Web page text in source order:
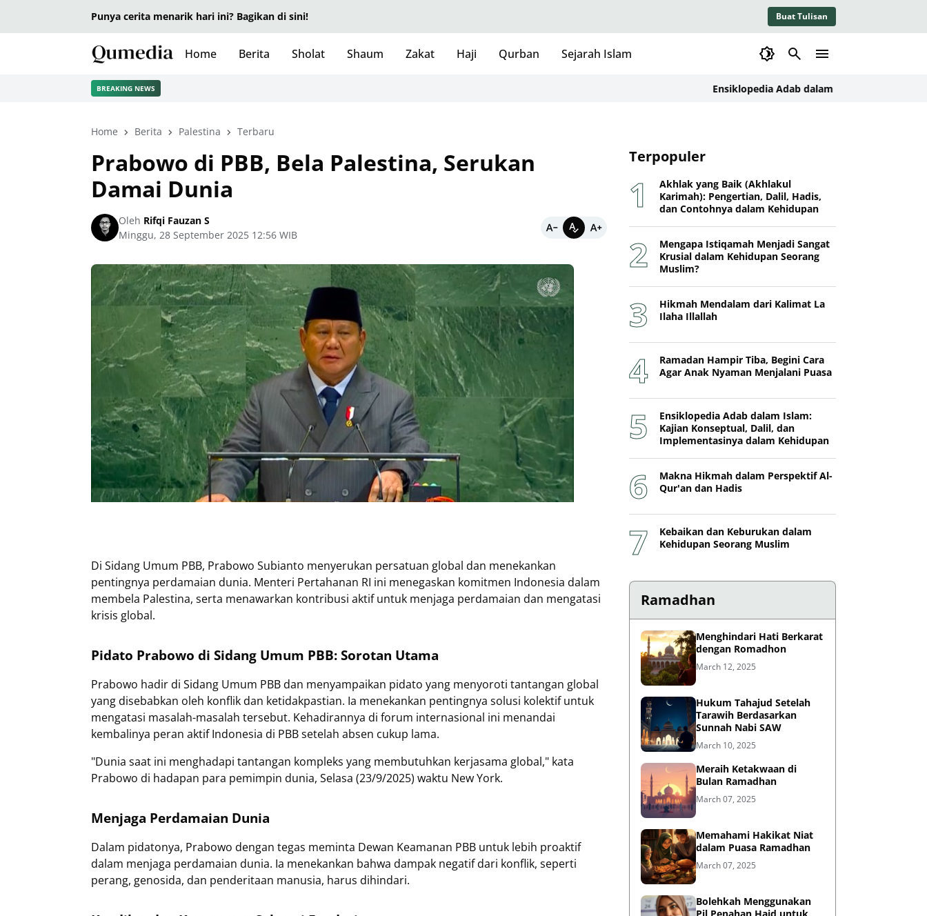
Punya cerita menarik hari ini? Bagikan di sini! Buat Tulisan
Home Berita Sholat Shaum Zakat Haji Qurban Sejarah Islam
BREAKING NEWS Ensiklopedia Adab dalam Islam: Kajian
Home Berita Palestina Terbaru
Prabowo di PBB, Bela Palestina, Serukan
Damai Dunia
Oleh Rifqi Fauzan S
Minggu, 28 September 2025 12:56 WIB
Di Sidang Umum PBB, Prabowo Subianto menyerukan persatuan global dan menekankan
pentingnya perdamaian dunia. Menteri Pertahanan RI ini menegaskan komitmen Indonesia dalam
membela Palestina, serta menawarkan kontribusi aktif untuk menjaga perdamaian dan mengatasi
krisis global.
Pidato Prabowo di Sidang Umum PBB: Sorotan Utama
Prabowo hadir di Sidang Umum PBB dan menyampaikan pidato yang menyoroti tantangan global
yang disebabkan oleh konflik dan ketidakpastian. Ia menekankan pentingnya solusi kolektif untuk
mengatasi masalah-masalah tersebut. Kehadirannya di forum internasional ini menandai
kembalinya peran aktif Indonesia di PBB setelah absen cukup lama.
"Dunia saat ini menghadapi tantangan kompleks yang membutuhkan kerjasama global," kata
Prabowo di hadapan para pemimpin dunia, Selasa (23/9/2025) waktu New York.
Menjaga Perdamaian Dunia
Dalam pidatonya, Prabowo dengan tegas meminta Dewan Keamanan PBB untuk lebih proaktif
dalam menjaga perdamaian dunia. Ia menekankan bahwa dampak negatif dari konflik, seperti
perang, genosida, dan penderitaan manusia, harus dihindari.
Terpopuler
Akhlak yang Baik (Akhlakul
Karimah): Pengertian, Dalil, Hadis,
dan Contohnya dalam Kehidupan
Mengapa Istiqamah Menjadi Sangat
Krusial dalam Kehidupan Seorang
Muslim?
Hikmah Mendalam dari Kalimat La
Ilaha Illallah
Ramadan Hampir Tiba, Begini Cara
Agar Anak Nyaman Menjalani Puasa
Ensiklopedia Adab dalam Islam:
Kajian Konseptual, Dalil, dan
Implementasinya dalam Kehidupan
Makna Hikmah dalam Perspektif Al-
Qur'an dan Hadis
Kebaikan dan Keburukan dalam
Kehidupan Seorang Muslim
Ramadhan
Menghindari Hati Berkarat
dengan Romadhon
March 12, 2025
Hukum Tahajud Setelah
Tarawih Berdasarkan
Sunnah Nabi SAW
March 10, 2025
Meraih Ketakwaan di
Bulan Ramadhan
March 07, 2025
Memahami Hakikat Niat
dalam Puasa Ramadhan
March 07, 2025
Bolehkah Menggunakan